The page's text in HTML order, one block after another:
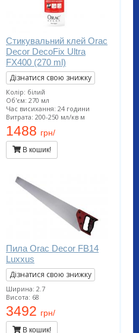
Стикувальний клей Orac
Decor DecoFix Ultra
FX400 (270 ml)
Дізнатися свою знижку
Колір: білий
Об'єм: 270 мл
Час висихання: 24 години
Витрата: 200-250 мл/кв м
1488 грн/
В кошик!
Пила Orac Decor FB14
Luxxus
Дізнатися свою знижку
Ширина: 2.7
Висота: 68
3492 грн/
В кошик!